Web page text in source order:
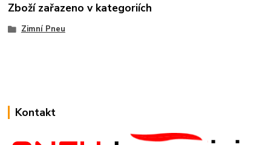
Zboží zařazeno v kategoriích
Zimní Pneu
Kontakt